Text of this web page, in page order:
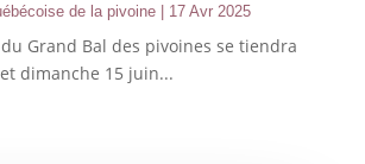
de la pivoine| 17 Avr 2025
Grand Bal des pivoines se tiendra
dimanche 15 juin...